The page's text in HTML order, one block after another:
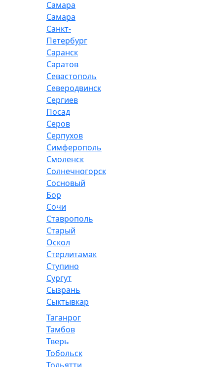
Самара
Самара
Санкт-
Петербург
Саранск
Саратов
Севастополь
Северодвинск
Сергиев
Посад
Серов
Серпухов
Симферополь
Смоленск
Солнечногорск
Сосновый
Бор
Сочи
Ставрополь
Старый
Оскол
Стерлитамак
Ступино
Сургут
Сызрань
Сыктывкар
Таганрог
Тамбов
Тверь
Тобольск